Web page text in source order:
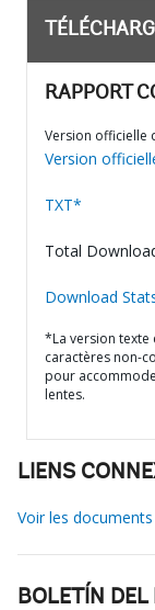
RAPPORT
Version officielle
Version
TXT*
Total
Download
*La version texte
caractères non-
pour
lentes.
LIENS
Voir les
BOLETÍN